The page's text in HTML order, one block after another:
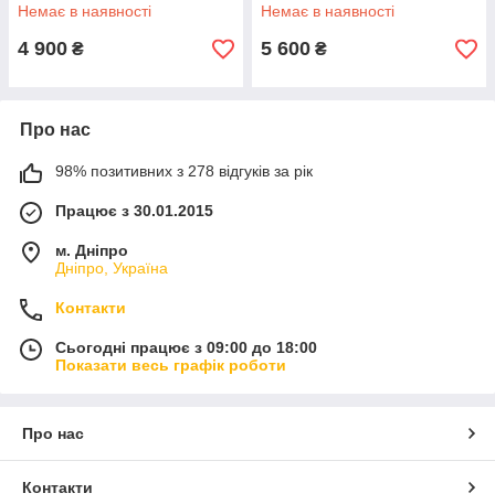
Немає в наявності
4 900 ₴
Немає в наявності
5 600 ₴
Про нас
98% позитивних з 278 відгуків за рік
Працює з 30.01.2015
м. Дніпро
Дніпро, Україна
Контакти
Сьогодні працює з 09:00 до 18:00
Показати весь графік роботи
Про нас
Контакти